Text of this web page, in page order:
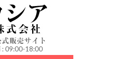
: 09:00-18:00